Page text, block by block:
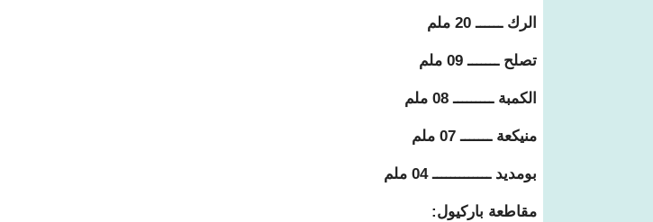
الرك ــــــ 20 ملم
تصلح ـــــــ 09 ملم
الكمبة ـــــــــ 08 ملم
منيكعة ـــــــ 07 ملم
بومديد ـــــــــــــ 04 ملم
مقاطعة باركيول: